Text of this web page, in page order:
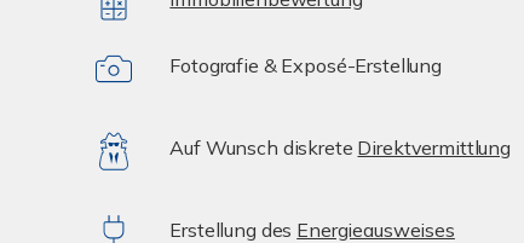
Fotografie & Exposé-Erstellung
Auf Wunsch diskrete Direktvermittlung
Erstellung des Energieausweises